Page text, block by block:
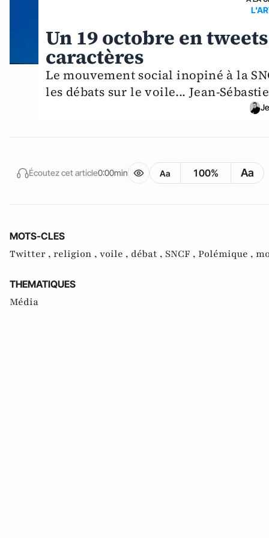
Un 19 octobre en
caractères
Le mouvement social inopiné à la
les débats sur le voile... Jean-
Écoutez cet article0:00min Aa 100% Aa
MOTS-CLES
Twitter , religion , voile , débat , SNCF , Polémique ,
THEMATIQUES
Média